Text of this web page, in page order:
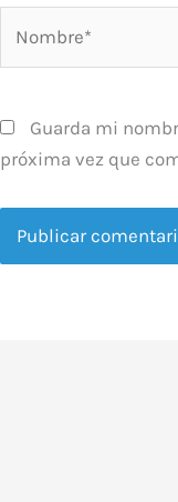
Guarda mi
próxima vez que